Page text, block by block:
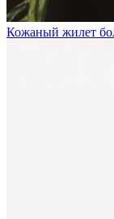
Кожаный жилет